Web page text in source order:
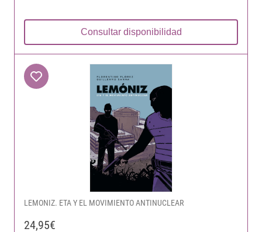
Consultar disponibilidad
LEMONIZ. ETA Y EL MOVIMIENTO ANTINUCLEAR
24,95€